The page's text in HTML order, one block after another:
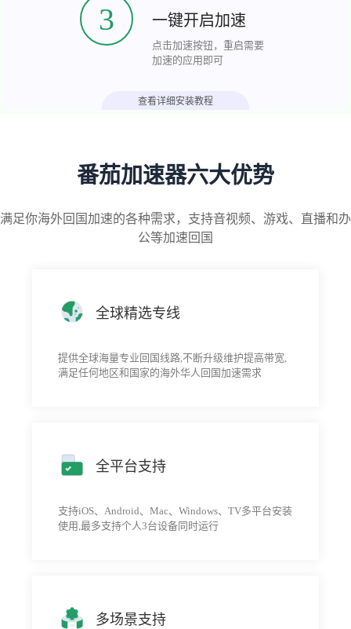
3 一键开启加速
点击加速按钮，重启需要
加速的应用即可
查看详细安装教程
番茄加速器六大优势
满足你海外回国加速的各种需求，支持音视频、游戏、直播和办
公等加速回国
全球精选专线
提供全球海量专业回国线路,不断升级维护提高带宽,
满足任何地区和国家的海外华人回国加速需求
全平台支持
支持iOS、Android、Mac、Windows、TV多平台安装
使用,最多支持个人3台设备同时运行
多场景支持